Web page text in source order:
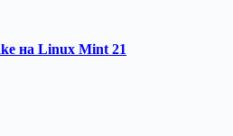
на Linux Mint 21